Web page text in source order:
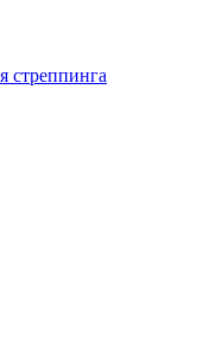
стреппинга